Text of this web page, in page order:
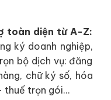
toàn diện từ A-Z:
ký doanh nghiệp,
bộ dịch vụ: đăng
chữ ký số, hóa
thuế trọn gói…